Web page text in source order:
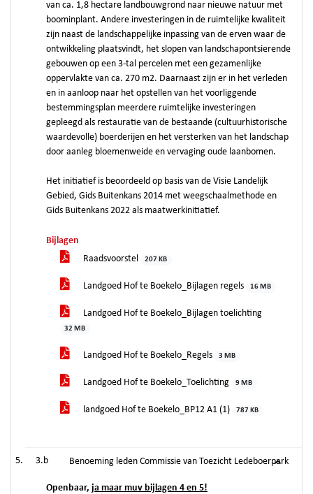
van ca. 1,8 hectare landbouwgrond naar nieuwe natuur met
boominplant. Andere investeringen in de ruimtelijke kwaliteit
zijn naast de landschappelijke inpassing van de erven waar de
ontwikkeling plaatsvindt, het slopen van landschapontsierende
gebouwen op een 3-tal percelen met een gezamenlijke
oppervlakte van ca. 270 m2. Daarnaast zijn er in het verleden
en in aanloop naar het opstellen van het voorliggende
bestemmingsplan meerdere ruimtelijke investeringen
gepleegd als restauratie van de bestaande (cultuurhistorische
waardevolle) boerderijen en het versterken van het landschap
door aanleg bloemenweide en vervaging oude laanbomen.
Het initiatief is beoordeeld op basis van de Visie Landelijk
Gebied, Gids Buitenkans 2014 met weegschaalmethode en
Gids Buitenkans 2022 als maatwerkinitiatief.
Bijlagen
Raadsvoorstel
207 KB
Landgoed Hof te Boekelo_Bijlagen regels 16 MB
Landgoed Hof te Boekelo_Bijlagen toelichting
32 MB
Landgoed Hof te Boekelo_Regels 3 MB
Landgoed Hof te Boekelo_Toelichting 9 MB
landgoed Hof te Boekelo_BP12 A1 (1) 787 KB
3.b Benoeming leden Commissie van Toezicht Ledeboerpark
Openbaar, ja maar muv bijlagen 4 en 5!